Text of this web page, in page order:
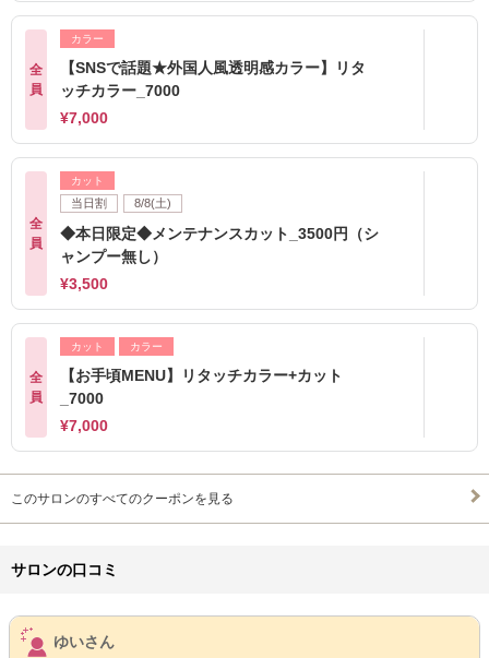
全
員
カラー
【SNSで話題★外国人風透明感カラー】リタ
ッチカラー_7000
¥7,000
全
員
カット
当日割 8/8(土)
◆本日限定◆メンテナンスカット_3500円（シ
ャンプー無し）
¥3,500
全
員
カット カラー
【お手頃MENU】リタッチカラー+カット
_7000
¥7,000
このサロンのすべてのクーポンを見る
サロンの口コミ
サロンPick Up
ゆいさん